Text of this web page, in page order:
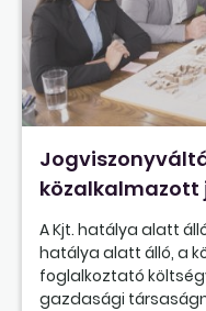
közalkalmazott
A Kjt. hatálya alatt
hatálya alatt álló, a
foglalkoztató
gazdasági